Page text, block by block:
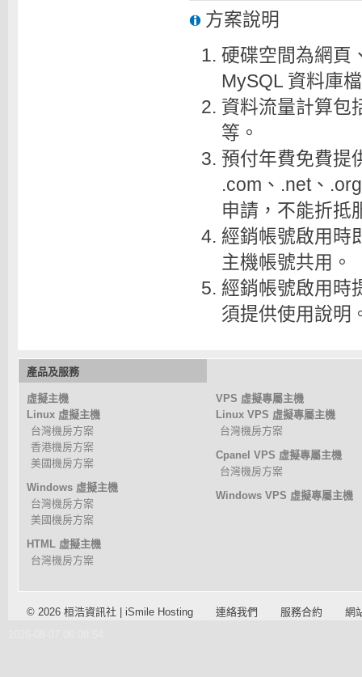
方案說明
硬碟空間為網頁
MySQL 資料庫
資料流量計算包
等。
預付年費免費提
.com、.net、
申請，不能折抵
經銷帳號啟用時
主機帳號共用。
經銷帳號啟用時
須提供使用說明
產品及服務
虛擬主機
Linux 虛擬主機
台灣機房方案
香港機房方案
美國機房方案
Windows 虛擬主機
台灣機房方案
美國機房方案
HTML 虛擬主機
台灣機房方案
VPS 虛擬專屬主機
Linux VPS 虛擬專屬主機
台灣機房方案
Cpanel VPS 虛擬專屬主機
台灣機房方案
Windows VPS 虛擬專屬主機
© 2026 桓浩資訊社 | iSmile Hosting 連絡我們 服務合約
網